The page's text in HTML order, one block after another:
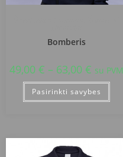
Bomberis
49,00 € – 63,00 € su PVM
Pasirinkti savybes